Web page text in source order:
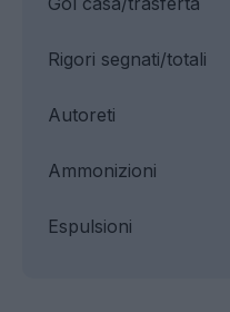
Ammonizioni
Rigori segnati/totali
Espulsioni
Autoreti